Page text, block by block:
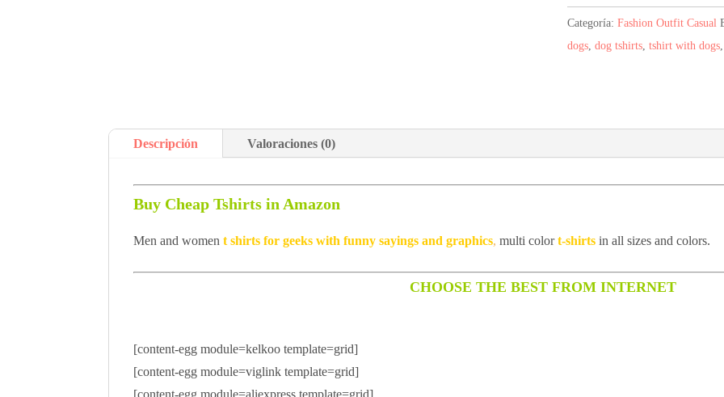
1,53$.1,27$.
Categoría: Fashion Outfit Casual
dogs, dog tshirts, tshirt with dogs,
Descripción Valoraciones (0)
Buy Cheap Tshirts in Amazon
Men and woment shirts for geeks with funny sayings and graphics, multi colort-shirts in all sizes and colors.
CHOOSE THE BEST FROM INTERNET
[content-egg module=kelkoo template=grid]
[content-egg module=viglink template=grid]